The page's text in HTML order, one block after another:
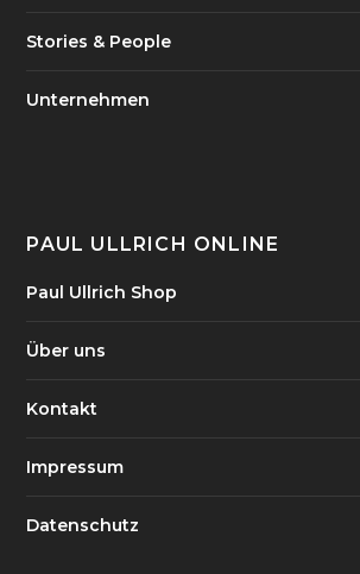
Stories & People
Unternehmen
PAUL ULLRICH ONLINE
Paul Ullrich Shop
Über uns
Kontakt
Impressum
Datenschutz